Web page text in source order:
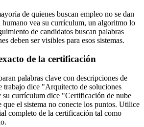
de quienes buscan empleo no se dan
humano vea su currículum, un algoritmo lo
de candidatos buscan palabras
deben ser visibles para esos sistemas.
de la certificación
palabras clave con descripciones de
trabajo dice "Arquitecto de soluciones
currículum dice "Certificación de nube
el sistema no conecte los puntos. Utilice
completo de la certificación tal como